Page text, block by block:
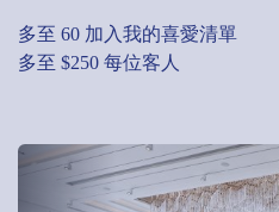
多至 60 加入我的喜愛清單
多至 $250 每位客人